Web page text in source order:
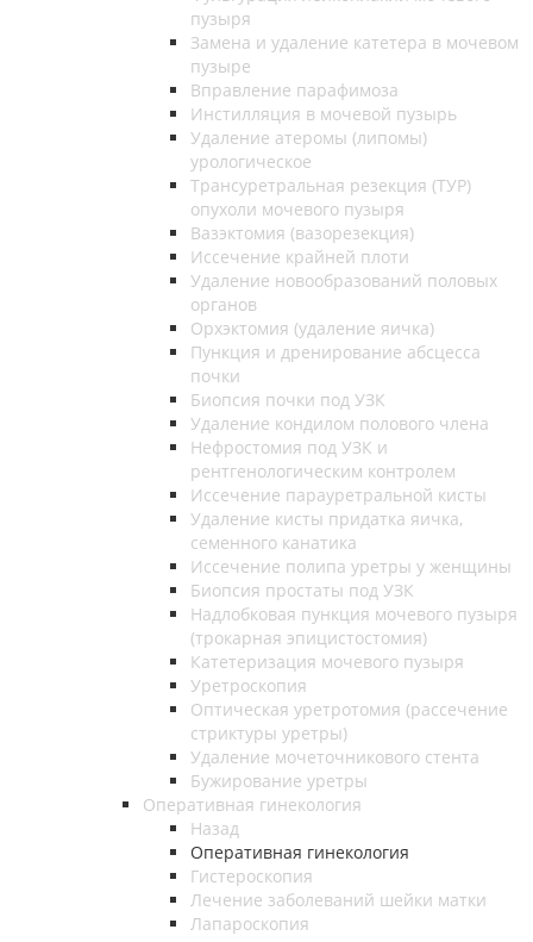
пузыря
Замена и удаление катетера в мочевом
пузыре
Вправление парафимоза
Инстилляция в мочевой пузырь
Удаление атеромы (липомы)
урологическое
Трансуретральная резекция (ТУР)
опухоли мочевого пузыря
Вазэктомия (вазорезекция)
Иссечение крайней плоти
Удаление новообразований половых
органов
Орхэктомия (удаление яичка)
Пункция и дренирование абсцесса
почки
Биопсия почки под УЗК
Удаление кондилом полового члена
Нефростомия под УЗК и
рентгенологическим контролем
Иссечение парауретральной кисты
Удаление кисты придатка яичка,
семенного канатика
Иссечение полипа уретры у женщины
Биопсия простаты под УЗК
Надлобковая пункция мочевого пузыря
(трокарная эпицистостомия)
Катетеризация мочевого пузыря
Уретроскопия
Оптическая уретротомия (рассечение
стриктуры уретры)
Удаление мочеточникового стента
Бужирование уретры
Оперативная гинекология
Назад
Оперативная гинекология
Гистероскопия
Лечение заболеваний шейки матки
Лапароскопия